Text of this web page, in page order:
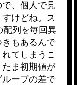
、個人で見
けどね。ス
配列を毎回異
もあるんで
てしまうこ
たま初期値が
ープの差で